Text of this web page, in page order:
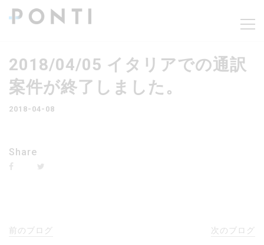
2018/04/05 イタリアでの通訳
案件が終了しました。
2018-04-08
Share
前のブログ 次のブログ